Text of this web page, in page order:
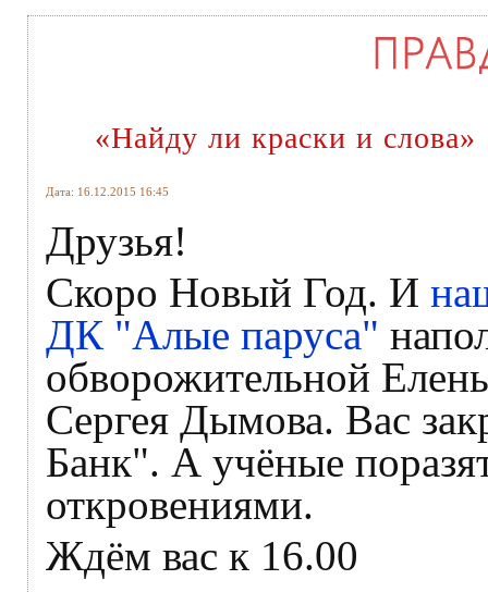
«Найду ли краски и слова»
Дата: 16.12.2015 16:45
Друзья!
Скоро Новый Год. И
ДК "Алые паруса"
обворожительной
Сергея Дымова. Вас
Банк". А учёные
откровениями.
Ждём вас к 16.00